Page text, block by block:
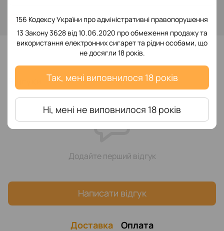
156 Кодексу України про адміністративні правопорушення
13 Закону 3628 від 10.06.2020 про обмеження продажу та
використання електронних сигарет та рідин особами, що
не досягли 18 років.
Так, мені виповнилося 18 років
Ні, мені не виповнилося 18 років
% Увійтидля відображення накопичувальної знижки
До обраного
Додайте перший відгук
Написати відгук
Доставка Оплата